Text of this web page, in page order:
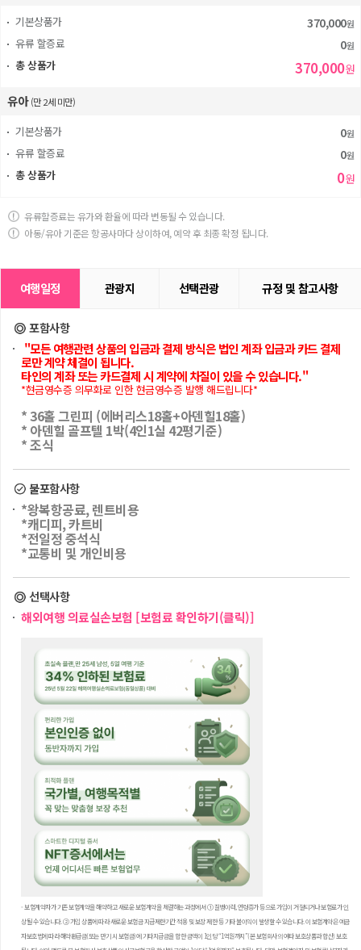
기본상품가 370,000원
유류 할증료 0원
총 상품가 370,000원
유아(만 2세 미만)
기본상품가 0원
유류 할증료 0원
총 상품가 0원
유류할증료는 유가와 환율에 따라 변동될 수 있습니다.
아동/유아 기준은 항공사마다 상이하여, 예약 후 최종 확정 됩니다.
여행일정 관광지 선택관광 규정 및 참고사항
포함사항
"모든 여행관련 상품의 입금과 결제 방식은 법인 계좌 입금과 카드 결제
로만 계약 체결이 됩니다.
타인의 계좌 또는 카드결제 시 계약에 차질이 있을 수 있습니다."
*현금영수증 의무화로 인한 현금영수증 발행 해드립니다*
* 36홀 그린피 (에버리스18홀+아덴힐18홀)
* 아덴힐 골프텔 1박(4인1실 42평기준)
* 조식
불포함사항
*왕복항공료, 렌트비용
*캐디피, 카트비
*전일정 중석식
*교통비 및 개인비용
선택사항
해외여행 의료실손보험 [보험료 확인하기(클릭)]
- 보험계약자가 기존 보험계약을 해약하고 새로운 보험계약을 체결하는 과정에서 ① 질병이력, 연령증가 등으로 가입이 거절되거나 보험료가 인
상될 수 있습니다. ② 가입 상품에 따라 새로운 보험금 지급제한기간 적용 및 보장 제한 등 기타 불이익이 발생할 수 있습니다. 이 보험계약은 예금
자보호법에 따라 해약환급금(또는 만기 시 보험금)에 기타지급금을 합한 금액이 1인당 “1억원까지”(본 보험회사의 여타 보호상품과 합산) 보호